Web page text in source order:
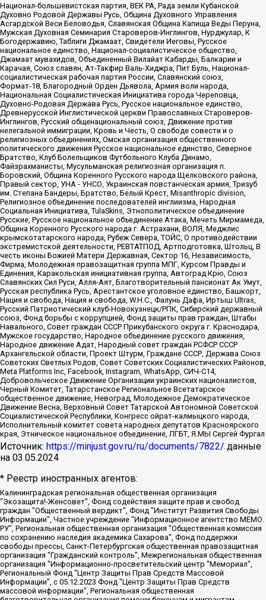
Национал-большевистская партия, ВЕК РА, Рада земли Кубанской
Духовно Родовой Державы Русь, Община Духовного Управления
Асгардской Веси Беловодья, Славянская Община Капища Веды Перуна,
Мужская Духовная Семинария Староверов-Инглингов, Нурджулар, К
Богодержавию, Таблиги Джамаат, Свидетели Иеговы, Русское
национальное единство, Национал-социалистическое общество,
Джамаат мувахидов, Объединенный Вилайат Кабарды, Балкарии и
Карачая, Союз славян, Ат-Такфир Валь-Хиджра, Пит Буль, Национал-
социалистическая рабочая партия России, Славянский союз,
Формат-18, Благородный Орден Дьявола, Армия воли народа,
Национальная Социалистическая Инициатива города Череповца,
Духовно-Родовая Держава Русь, Русское национальное единство,
Древнерусской Инглистической церкви Православных Староверов-
Инглингов, Русский общенациональный союз, Движение против
нелегальной иммиграции, Кровь и Честь, О свободе совести и о
религиозных объединениях, Омская организация общественного
политического движения Русское национальное единство, Северное
Братство, Клуб Болельщиков Футбольного Клуба Динамо,
Файзрахманисты, Мусульманская религиозная организация п.
Боровский, Община Коренного Русского народа Щелковского района,
Правый сектор, УНА - УНСО, Украинская повстанческая армия, Тризуб
им. Степана Бандеры, Братство, Белый Крест, Misanthropic division,
Религиозное объединение последователей инглиизма, Народная
Социальная Инициатива, TulaSkins, Этнополитическое объединение
Русские, Русское национальное объединение Атака, Мечеть Мирмамеда,
Община Коренного Русского народа г. Астрахани, ВОЛЯ, Меджлис
крымскотатарского народа, Рубеж Севера, ТОЙС, О противодействии
экстремистской деятельности, РЕВТАТПОД, Артподготовка, Штольц, В
честь иконы Божией Матери Державная, Сектор 16, Независимость,
Фирма, Молодежная правозащитная группа МПГ, Курсом Правды и
Единения, Каракольская инициативная группа, Автоград Крю, Союз
Славянских Сил Руси, Алля-Аят, Благотворительный пансионат Ак Умут,
Русская республика Русь, Арестантское уголовное единство, Башкорт,
Нация и свобода, Нация и свобода, W.H.С., Фалунь Дафа, Иртыш Ultras,
Русский Патриотический клуб-Новокузнецк/РПК, Сибирский державный
союз, Фонд борьбы с коррупцией, Фонд защиты прав граждан, Штабы
Навального, Совет граждан СССР Прикубанского округа г. Краснодара,
Мужское государство, Народное объединение русского движения,
Народное движение Адат, Народный совет граждан РСФСР СССР
Архангельской области, Проект Штурм, Граждане СССР, Держава Союз
Советских Светлых Родов, Совет Советских Социалистических Районов,
Meta Platforms Inc, Facebook, Instagram, WhatsApp, СИЧ-С14,
Добровольческое Движение Организации украинских националистов,
Черный Комитет, Татарстанское Региональное Всетатарское
общественное движение, Невоград, Молодежное Демократическое
Движение Весна, Верховный Совет Татарской Автономной Советской
Социалистической Республики, Конгресс ойрат-калмыцкого народа,
Исполнительный комитет совета народных депутатов Красноярского
края, Этническое национальное объединение, ЛГБТ, Я.МЫ Сергей Фургал
Источник: https://minjust.gov.ru/ru/documents/7822/ данные
на 03.05.2024
* Реестр иностранных агентов:
Калининградская региональная общественная организация "Экозащита!-Женсовет", Фонд содействия защите прав и свобод граждан "Общественный вердикт", Фонд "Институт Развития Свободы Информации", Частное учреждение "Информационное агентство МЕМО. РУ", Региональная общественная организация "Общественная комиссия по сохранению наследия академика Сахарова", Фонд поддержки свободы прессы, Санкт-Петербургская общественная правозащитная организация "Гражданский контроль", Межрегиональная общественная организация "Информационно-просветительский центр "Мемориал", Региональный Фонд "Центр Защиты Прав Средств Массовой Информации", с 05.12.2023 Фонд "Центр Защиты Прав Средств массовой информации", Региональная общественная благотворительная организация помощи беженцам и мигрантам "Гражданское содействие", Негосударственное образовательное учреждение дополнительного профессионального образования (повышение квалификации) специалистов "АКАДЕМИЯ ПО ПРАВАМ ЧЕЛОВЕКА", Свердловская региональная общественная организация "Сутяжник", Автономная некоммерческая организация "Центр независимых социологических исследований", Союз общественных объединений "Российский исследовательский центр по правам человека", Региональное общественное учреждение научно-информационный центр "МЕМОРИАЛ", Некоммерческая организация "Фонд защиты гласности", Автономная некоммерческая организация "Институт прав человека", Городская общественная организация "Екатеринбургское общество "МЕМОРИАЛ", Городская общественная организация "Рязанское историко-просветительское и правозащитное общество "Мемориал" (Рязанский Мемориал), Челябинский региональный орган общественной самодеятельности – женское общественное объединение "Женщины Евразии", Челябинский региональный орган общественной самодеятельности "Уральская правозащитная группа", Фонд содействия защите здоровья и социальной справедливости имени Андрея Рылькова, Автономная Некоммерческая Организация "Аналитический Центр Юрия Левады", Автономная некоммерческая организация социальной поддержки населения "Проект Апрель", Региональная общественная организация помощи женщинам и детям, находящимся в кризисной ситуации "Информационно-методический центр "Анна", Фонд содействия развитию массовых коммуникаций и правовому просвещению "Так-так-Так", Фонд содействия устойчивому развитию "Серебряная тайга", Свердловский региональный общественный фонд социальных проектов "Новое время", "Idel.Реалии", Кавказ.Реалии, Крым.Реалии, Телеканал Настоящее Время, Татаро-башкирская служба Радио Свобода (Azatliq Radiosi), Радио Свободная Европа/Радио Свобода (PCE/PC), "Сибирь.Реалии", "Фактограф", Благотворительный фонд помощи осужденным и их семьям, Автономная некоммерческая организация "Институт глобализации и социальных движений", Фонд "В защиту прав заключенных", Частное учреждение "Центр поддержки и содействия развитию средств массовой информации", Пензенский региональный общественный благотворительный фонд "Гражданский союз", "Север.Реалии", Некоммерческая организация Фонд "Правовая инициатива", Общество с ограниченной ответственностью "Радио Свободная Европа/Радио Свобода", Чешское информационное агентство "MEDIUM-ORIENT", Красноярская региональная общественная организация "Мы против СПИДа", Камалягин Денис Николаевич, Маркелов Сергей Евгеньевич, Пономарев Лев Александрович, Савицкая Людмила Алексеевна, Автономная некоммерческая организация "Центр по работе с проблемой насилия "НАСИЛИЮ.НЕТ", Межрегиональный профессиональный союз работников здравоохранения "Альянс врачей", Юридическое лицо, зарегистрированное в Латвийской Республике, SIA "Medusa Project" (регистрационный номер 40103797863, дата регистрации 10.06.2014), Некоммерческая организация "Фонд по борьбе с коррупцией", Автономная некоммерческая организация "Институт права и публичной политики", Баданин Роман Сергеевич, Гликин Максим Александрович, Железнова Мария Михайловна, Лукьянова Юлия Сергеевна, Маетная Елизавета Витальевна, Маняхин Петр Борисович, Чуракова Ольга Владимировна, Ярош Юлия Петровна, Юридическое лицо "The Insider SIA", зарегистрированное в Риге, Латвийская Республика (дата регистрации 26.06.2015), являющееся администратором доменного имени интернет-издания "The Insider SIA", https://theins.ru, Постернак Алексей Евгеньевич, Рубин Михаил Аркадьевич, Анин Роман Александрович, Юридическое лицо Istories fonds, зарегистрированное в Латвийской Республике (регистрационный номер 50008295751, дата регистрации 24.02.2020), Великовский Дмитрий Александрович, Долинина Ирина Николаевна, Мароховская Алеся Алексеевна, Шлейнов Роман Юрьевич, Шмагун Олеся Валентиновна, Общество с ограниченной ответственностью "Альтаир 2021", Общество с ограниченной ответственностью "Вега 2021", Общество с ограниченной ответственностью "Главный редактор 2021", Общество с ограниченной ответственностью "Ромашки монолит", Важенков Артем Валерьевич, Ивановская областная общественная организация "Центр гендерных исследований", Гурман Юрий Альбертович, Медиапроект "ОВД-Инфо", Егоров Владимир Владимирович, Жилинский Владимир Александрович, Общество с ограниченной ответственностью "ЗП", Иванова София Юрьевна, Карезина Инна Павловна, Кильтау Екатерина Викторовна, Петров Алексей Викторович, Пискунов Сергей Евгеньевич, Смирнов Сергей Сергеевич, Тихонов Михаил Сергеевич, Общество с ограниченной ответственностью "ЖУРНАЛИСТ-ИНОСТРАННЫЙ АГЕНТ", Арапова Галина Юрьевна, Вольтская Татьяна Анатольевна, Американская компания "Mason G.E.S. Anonymous Foundation" (США), являющаяся владельцем интернет-издания https://mnews.world/, Компания "Stichting Bellingcat", зарегистрированная в Нидерландах (дата регистрации 11.07.2018), Захаров Андрей Вячеславович, Клепиковская Екатерина Дмитриевна, Общество с ограниченной ответственностью "МЕМО", Перл Роман Александрович, Симонов Евгений Алексеевич, Соловьева Елена Анатольевна, Сотников Даниил Владимирович, Сурначева Елизавета Дмитриевна, Автономная некоммерческая организация по защите прав человека и информированию населения "Якутия – Наше Мнение", Общество с ограниченной ответственностью "Москоу диджитал медиа", с 26.01.2023 Общество с ограниченной ответственностью "Чайка Белые сады", Ветошкина Валерия Валерьевна, Заговора Максим Александрович, Межрегиональное общественное движение "Российская ЛГБТ - сеть", Оленичев Максим Владимирович, Павлов Иван Юрьевич, Скворцова Елена Сергеевна, Общество с ограниченной ответственностью "Как бы инагент", Кочетков Игорь Викторович, Общество с ограниченной ответственностью "Честные выборы", Еланчик Олег Александрович, Общество с ограниченной ответственностью "Нобелевский призыв", Гималова Регина Эмилевна, Григорьев Андрей Валерьевич, Григорьева Алина Александровна, Ассоциация по содействию защите прав призывников, альтернативнослужащих и военнослужащих "Правозащитная группа "Гражданин.Армия.Право", Хисамова Регина Фаритовна, Автономная некоммерческая организация по реализации социально-правовых программ "Лилит", Дальневосточное общественное движение "Маяк", Санкт-Петербургская ЛГБТ-инициативная группа "Выход", Инициативная группа ЛГБТ+ "Реверс", Алексеев Андрей Викторович, Бекбулатова Таисия Львовна, Беляев Иван Михайлович, Владыкина Елена Сергеевна, Гельман Марат Александрович, Никульшина Вероника Юрьевна, Толоконникова Надежда Андреевна, Шендерович Виктор Анатольевич, Общество с ограниченной ответственностью "Данное сообщение", Общество с ограниченной ответственностью Издательский дом "Новая глава", Айнбиндер Александра Александровна, Московский комьюнити-центр для ЛГБТ+инициатив, Благотворительный фонд развития филантропии, Deutsche Welle (Германия, Kurt-Schumacher-Strasse 3, 53113 Bonn), Борзунова Мария Михайловна, Воробьев Виктор Викторович, Голубева Анна Львовна, Константинова Алла Михайловна, Малкова Ирина Владимировна, Мурадов Мурад Абдулгалимович, Осетинская Елизавета Николаевна, Понасенков Евгений Николаевич, Ганапольский Матвей Юрьевич, Киселев Евгений Алексеевич, Борухович Ирина Григорьевна, Дремин Иван Тимофеевич, Дубровский Дмитрий Викторович, Красноярская региональная общественная организация поддержки и развития альтернативных образовательных технологий и межкультурных коммуникаций "ИНТЕРРА", Маяковская Екатерина Алексеевна, Фейгин Марк Захарович, Филимонов Андрей Викторович, Дзугкоева Регина Николаевна, Доброхотов Роман Александрович, Дудь Юрий Александрович, Елкин Сергей Владимирович, Кругликов Кирилл Игоревич, Сабунаева Мария Леонидовна, Семенов Алексей Владимирович, Шаинян Карен Багратович, Шульман Екатерина Михайловна, Асафьев Артур Валерьевич, Вахштайн Виктор Семенович, Венедиктов Алексей Алексеевич, Лушникова Екатерина Евгеньевна, Волков Леонид Михайлович, Невзоров Александр Глебович, Пархоменко Сергей Борисович, Сироткин Ярослав Николаевич, Кара-Мурза Владимир Владимирович, Баранова Наталья Владимировна, Гозман Леонид Яковлевич, Кагарлицкий Борис Юльевич, Климарев Михаил Валерьевич, Милов Владимир Станиславович, Автономная некоммерческая организация Краснодарский центр современного искусства "Типография", Моргенштерн Алишер Тагирович, Соболь Любовь Эдуардовна, Общество с ограниченной ответственностью "ЛИЗА НОРМ", Каспаров Гарри Кимович, Ходорковский Михаил Борисович, Общество с ограниченной ответственностью "Апрельские тезисы", Данилович Ирина Брониславовна, Кашин Олег Владимирович, Петров Николай Владимирович, Пивоваров Алексей Владимирович, Соколов Михаил Владимирович, Цветкова Юлия Владимировна, Чичваркин Евгений Александрович, Комитет против пыток/Команда против пыток, Общество с ограниченной ответственностью "Первый научный", Общество с ограниченной ответственностью "Вертолет и ко", Белоцерковская Вероника Борисовна, Кац Максим Евгеньевич, Лазарева Татьяна Юрьевна, Шаведдинов Руслан Табризович, Яшин Илья Валерьевич, Общество с ограниченной ответственностью "Иноагент ААВ", Алешковский Дмитрий Петрович, Альбац Евгения Марковна, Быков Дмитрий Львович, Галямина Юлия Евгеньевна, Лойко Сергей Леонидович, Мартынов Кирилл Константинович, Медведев Сергей Александрович, Крашенинников Федор Геннадиевич, Гордеева Катерина Вл